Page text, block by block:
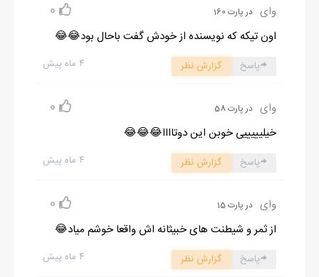
وای در پارت 160 0
اون تیکه که نویسنده از خودش گفت باحال بود😂😂
۴ ماه پیش پاسخ گزارش نظر
وای در پارت 58 0
خیلیییییی خوبن این دوتاااا😂😂😂
۴ ماه پیش پاسخ گزارش نظر
وای در پارت 15 0
از ثمر و شیطنت های خبیثانه اش واقعا خوشم میاد😂
۴ ماه پیش پاسخ گزارش نظر